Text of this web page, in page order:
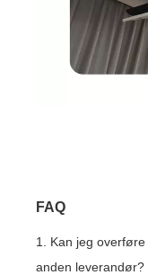
FAQ
1. Kan jeg
anden leverandør?